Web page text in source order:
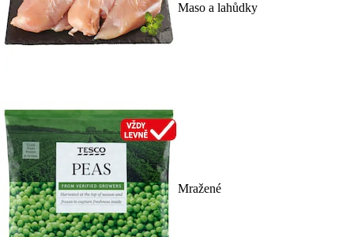
Maso a lahůdky
Mražené